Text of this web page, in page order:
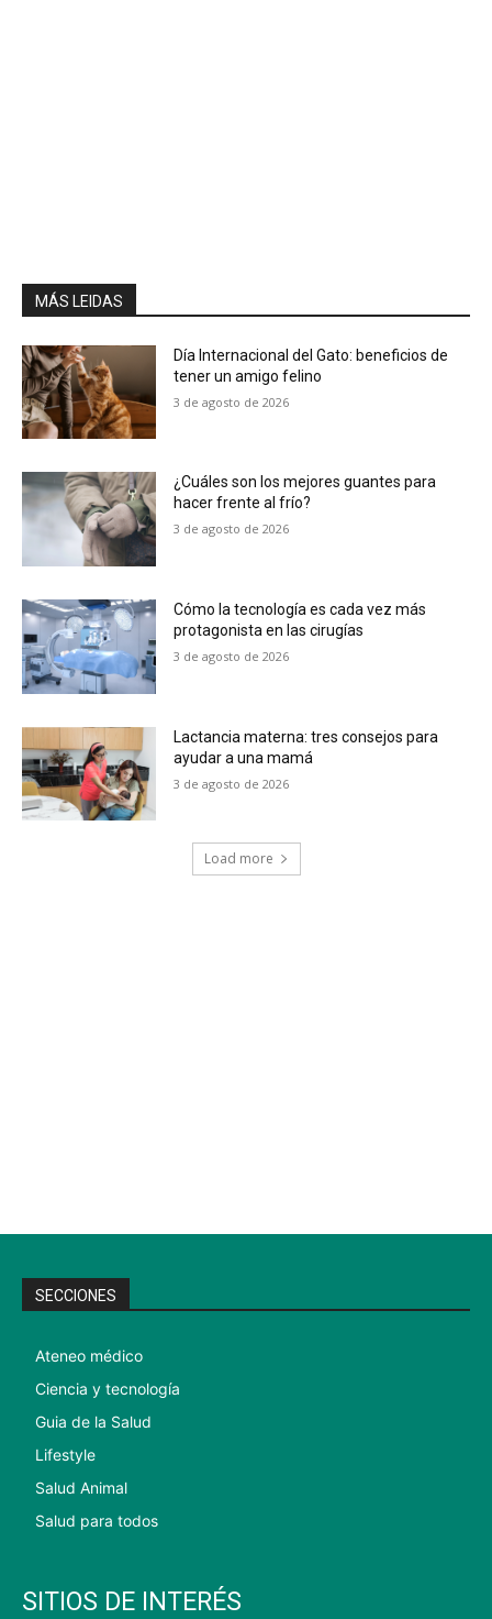
MÁS LEIDAS
Día Internacional del Gato: beneficios de
tener un amigo felino
3 de agosto de 2026
¿Cuáles son los mejores guantes para
hacer frente al frío?
3 de agosto de 2026
Cómo la tecnología es cada vez más
protagonista en las cirugías
3 de agosto de 2026
Lactancia materna: tres consejos para
ayudar a una mamá
3 de agosto de 2026
Load more
SECCIONES
Ateneo médico
Ciencia y tecnología
Guia de la Salud
Lifestyle
Salud Animal
Salud para todos
SITIOS DE INTERÉS